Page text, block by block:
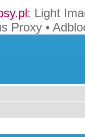
: Light
Proxy •